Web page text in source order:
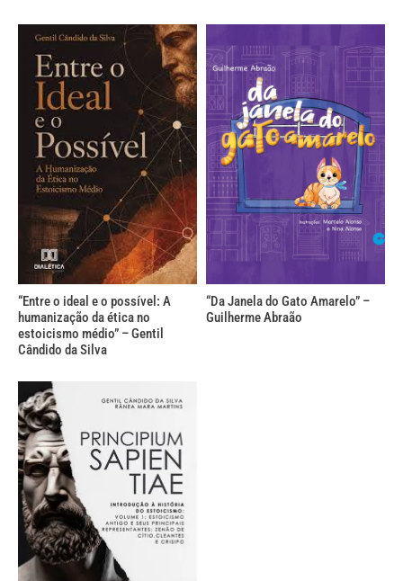
“Entre o ideal e o possível: A
humanização da ética no
estoicismo médio” – Gentil
Cândido da Silva
“Da Janela do Gato Amarelo” –
Guilherme Abraão